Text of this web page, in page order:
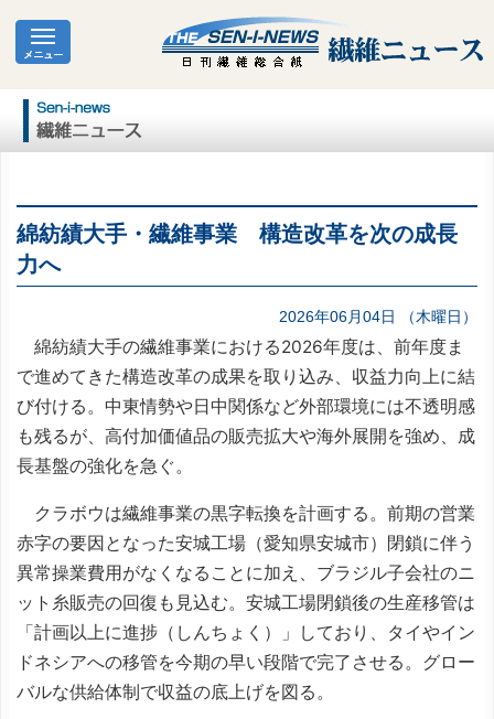
綿紡績大手・繊維事業 構造改革を次の成長
力へ
2026年06月04日 （木曜日）
綿紡績大手の繊維事業における2026年度は、前年度ま
で進めてきた構造改革の成果を取り込み、収益力向上に結
び付ける。中東情勢や日中関係など外部環境には不透明感
も残るが、高付加価値品の販売拡大や海外展開を強め、成
長基盤の強化を急ぐ。
クラボウは繊維事業の黒字転換を計画する。前期の営業
赤字の要因となった安城工場（愛知県安城市）閉鎖に伴う
異常操業費用がなくなることに加え、ブラジル子会社のニ
ット糸販売の回復も見込む。安城工場閉鎖後の生産移管は
「計画以上に進捗（しんちょく）」しており、タイやイン
ドネシアへの移管を今期の早い段階で完了させる。グロー
バルな供給体制で収益の底上げを図る。